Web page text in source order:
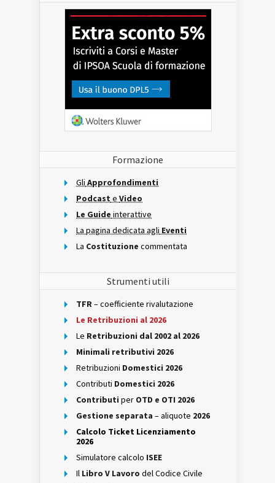
Formazione
Gli Approfondimenti
Podcast e Video
Le Guide interattive
La pagina dedicata agli Eventi
La Costituzione commentata
Strumenti utili
TFR– coefficiente rivalutazione
Le Retribuzioni al 2026
Le Retribuzioni dal 2002 al 2026
Minimali retributivi 2026
Retribuzioni Domestici 2026
Contributi Domestici 2026
Contributi per OTD e OTI 2026
Gestione separata – aliquote 2026
Calcolo Ticket Licenziamento
2026
Simulatore calcolo ISEE
Il Libro V Lavoro del Codice Civile